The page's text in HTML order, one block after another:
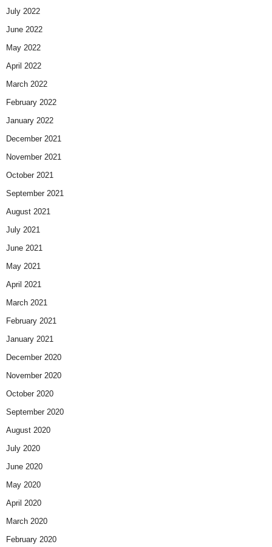
July 2022
June 2022
May 2022
April 2022
March 2022
February 2022
January 2022
December 2021
November 2021
October 2021
September 2021
August 2021
July 2021
June 2021
May 2021
April 2021
March 2021
February 2021
January 2021
December 2020
November 2020
October 2020
September 2020
August 2020
July 2020
June 2020
May 2020
April 2020
March 2020
February 2020